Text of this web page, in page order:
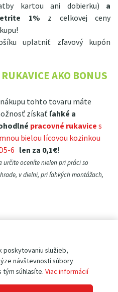
poskytovaniu služieb,
návštevnosti súbory
tým súhlasíte. Viac informácií
kartou ani dobierku) a
1% z celkovej ceny
uplatniť zľavový kupón
AKO BONUS
tohto tovaru máte
získaťľahké a
pracovné rukavices
bielou lícovou kozinkou
6 len za 0,1€!
určite oceníte nielen pri práci so
v dielni, pri ľahkých montážach,
a dielňach (napr. prevážanie
tovaru), ale je neoceniteľným
prevádzkach (prevoz